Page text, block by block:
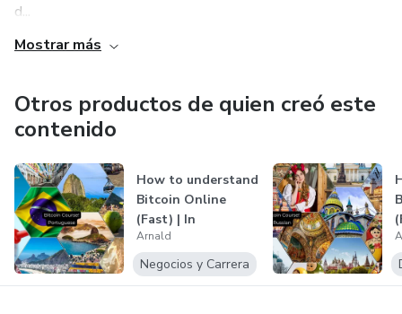
d...
Mostrar más
Otros productos de quien creó este
contenido
How to understand
Bitcoin Online
(Fast) | In
Portuguese
Arnald
Negocios y Carrera